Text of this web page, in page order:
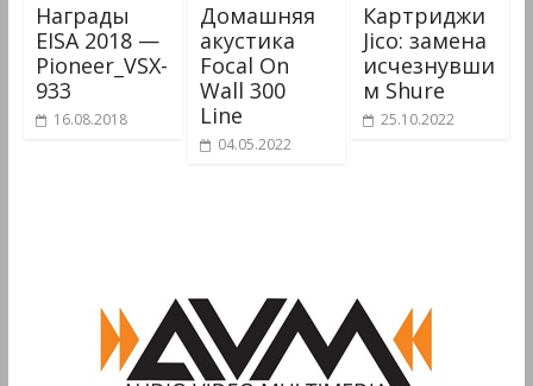
Награды
EISA 2018 —
Pioneer_VSX-
933
16.08.2018
Домашняя
акустика
Focal On
Wall 300
Line
04.05.2022
Картриджи
Jico: замена
исчезнувши
м Shure
25.10.2022